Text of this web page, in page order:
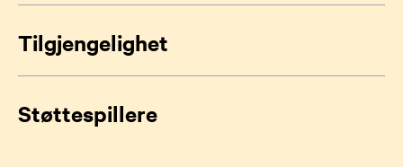
Tilgjengelighet
Støttespillere